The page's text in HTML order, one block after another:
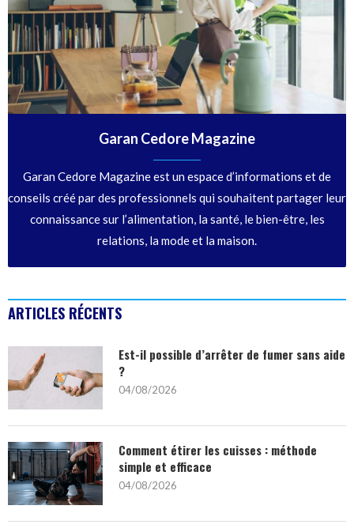
Garan Cedore Magazine
Garan Cedore Magazine est un espace d’informations et de
conseils créé par des professionnels qui souhaitent partager leur
connaissance sur l’alimentation, la santé, le bien-être, les
relations, la mode et la maison.
ARTICLES RÉCENTS
Est-il possible d’arrêter de fumer sans aide
?
04/08/2026
Comment étirer les cuisses : méthode
simple et efficace
04/08/2026